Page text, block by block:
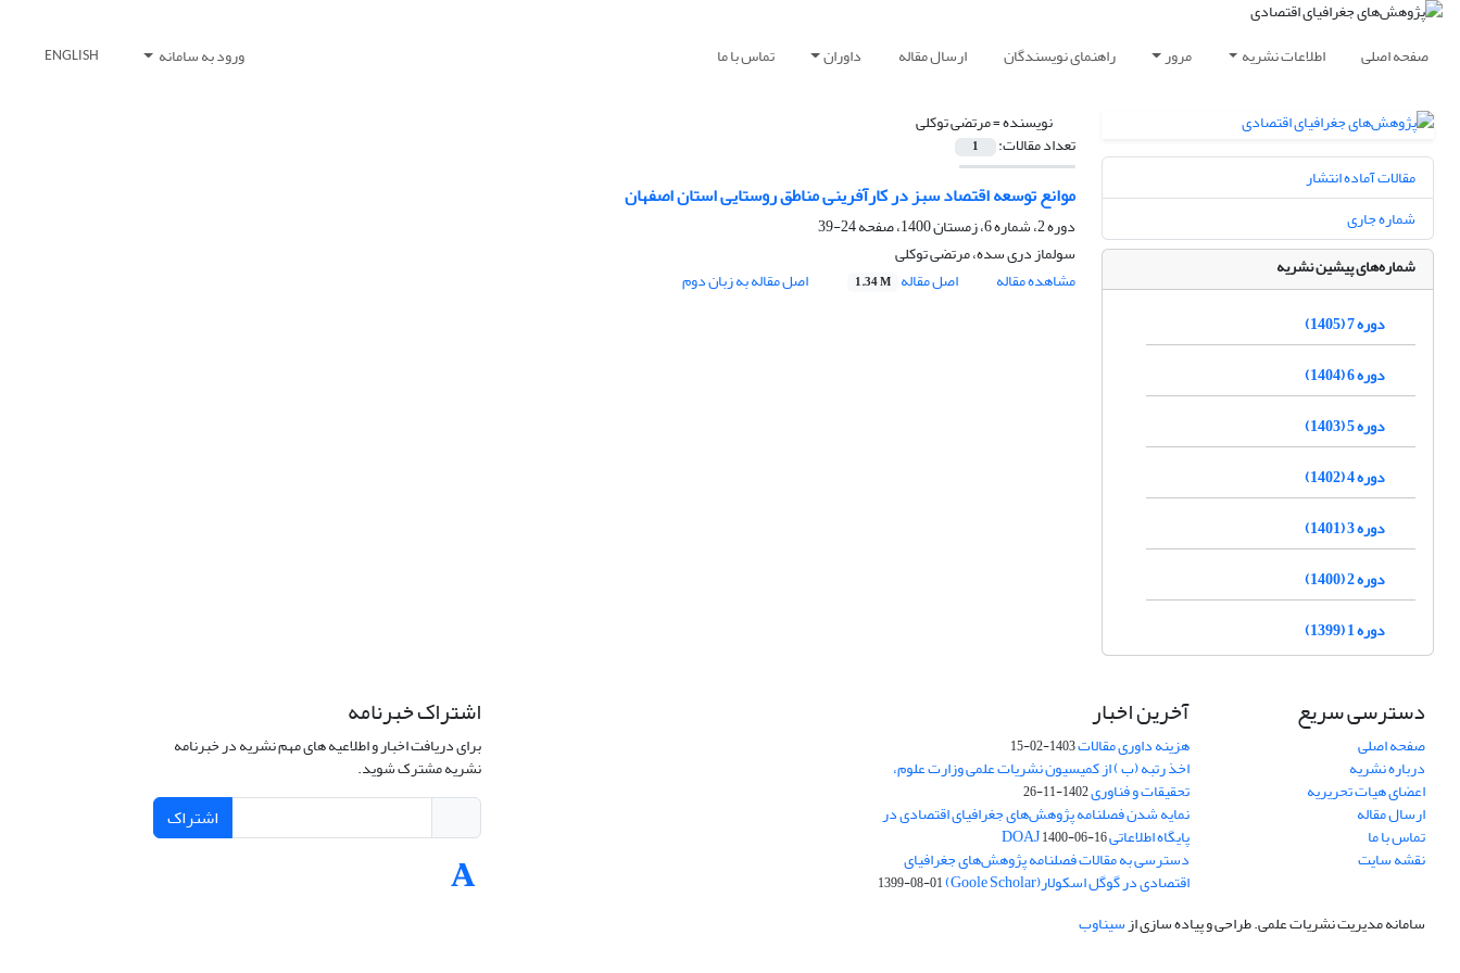
صفحه اصلی اطلاعات نشریه مرور راهنمای نویسندگان ارسال مقاله داوران تماس با ما ورود به سامانه ENGLISH
نویسنده =مرتضی توکلی
تعداد مقالات: 1
موانع توسعه اقتصاد سبز در کارآفرینی مناطق روستایی استان اصفهان
دوره 2، شماره 6، زمستان 1400، صفحه
24-39
سولماز دری سده، مرتضی توکلی
مشاهده مقاله
اصل مقاله 1.34 M اصل مقاله به زبان دوم
مقالات آماده انتشار
شماره جاری
شماره‌های پیشین نشریه
دوره 7 (1405)
دوره 6 (1404)
دوره 5 (1403)
دوره 4 (1402)
دوره 3 (1401)
دوره 2 (1400)
دوره 1 (1399)
دسترسی سریع
صفحه اصلی
درباره نشریه
اعضای هیات تحریریه
ارسال مقاله
تماس با ما
نقشه سایت
آخرین اخبار
هزینه داوری مقالات1403-02-15
اخذ رتبه (ب ) از کمیسیون نشریات علمی وزارت علوم،
تحقیقات و فناوری1402-11-26
نمایه شدن فصلنامه پژوهش‌های جغرافیای اقتصادی در
پایگاه اطلاعاتی DOAJ1400-06-16
دسترسی به مقالات فصلنامه پژوهش‌های جغرافیای
اقتصادی در گوگل اسکولار(Goole Scholar) 1399-08-01
اشتراک خبرنامه
برای دریافت اخبار و اطلاعیه های مهم نشریه در خبرنامه
نشریه مشترک شوید.
اشتراک
سامانه مدیریت نشریات علمی.طراحی و پیاده سازی ازسیناوب